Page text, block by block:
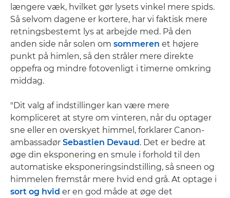
længere væk, hvilket gør lysets vinkel mere spids.
Så selvom dagene er kortere, har vi faktisk mere
retningsbestemt lys at arbejde med. På den
anden side når solen om sommeren et højere
punkt på himlen, så den stråler mere direkte
oppefra og mindre fotovenligt i timerne omkring
middag.
"Dit valg af indstillinger kan være mere
kompliceret at styre om vinteren, når du optager
sne eller en overskyet himmel, forklarer Canon-
ambassadør Sebastien Devaud. Det er bedre at
øge din eksponering en smule i forhold til den
automatiske eksponeringsindstilling, så sneen og
himmelen fremstår mere hvid end grå. At optage i
sort og hvid er en god måde at øge det